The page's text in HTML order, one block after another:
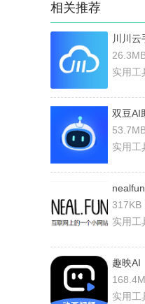
相关推荐
川川云
实用工
双豆AI
实用工
nealfun
317KB
实用工
趣映AI
实用工